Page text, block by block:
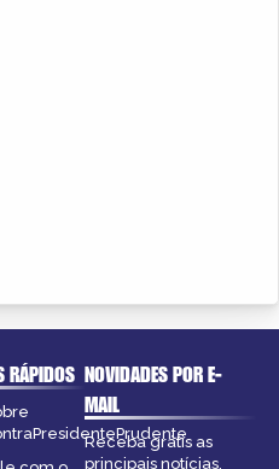
RÁPIDOS NOVIDADES POR E-
MAIL
Receba grátis as
principais notícias,